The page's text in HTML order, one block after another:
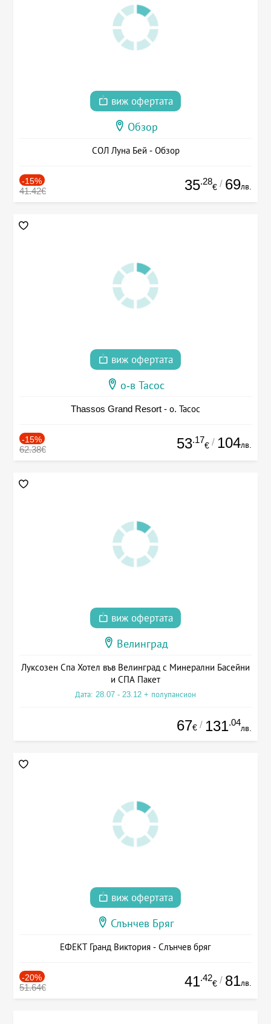
виж офертата
Обзор
СОЛ Луна Бей - Обзор
-15%
41.42€ 35.28
€ / 69лв.
виж офертата
о-в Тасос
Thassos Grand Resort - о. Тасос
-15%
62.38€ 53.17
€ / 104лв.
виж офертата
Велинград
Луксозен Спа Хотел във Велинград с Минерални Басейни
и СПА Пакет
Дата: 28.07 - 23.12 + полупансион
67€ / 131.04
лв.
виж офертата
Слънчев Бряг
ЕФЕКТ Гранд Виктория - Слънчев бряг
-20%
51.64€ 41.42
€ / 81лв.